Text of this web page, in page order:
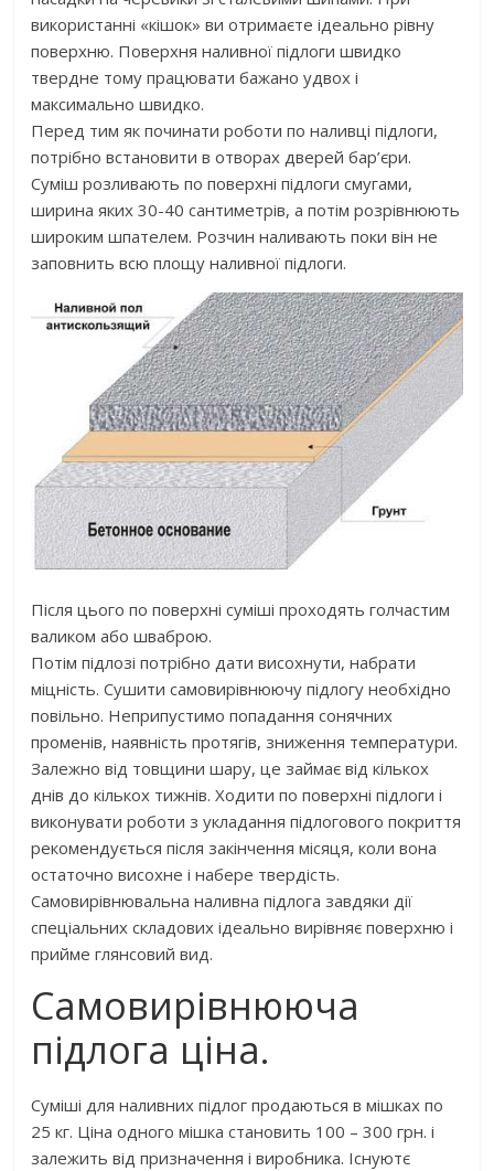
використанні «кішок» ви отримаєте ідеально рівну
поверхню. Поверхня наливної підлоги швидко
твердне тому працювати бажано удвох і
максимально швидко.
Перед тим як починати роботи по наливці підлоги,
потрібно встановити в отворах дверей бар’єри.
Суміш розливають по поверхні підлоги смугами,
ширина яких 30-40 сантиметрів, а потім розрівнюють
широким шпателем. Розчин наливають поки він не
заповнить всю площу наливної підлоги.
Після цього по поверхні суміші проходять голчастим
валиком або шваброю.
Потім підлозі потрібно дати висохнути, набрати
міцність. Сушити самовирівнюючу підлогу необхідно
повільно. Неприпустимо попадання сонячних
променів, наявність протягів, зниження температури.
Залежно від товщини шару, це займає від кількох
днів до кількох тижнів. Ходити по поверхні підлоги і
виконувати роботи з укладання підлогового покриття
рекомендується після закінчення місяця, коли вона
остаточно висохне і набере твердість.
Самовирівнювальна наливна підлога завдяки дії
спеціальних складових ідеально вирівняє поверхню і
прийме глянсовий вид.
Самовирівнююча
підлога ціна.
Суміші для наливних підлог продаються в мішках по
25 кг. Ціна одного мішка становить 100 – 300 грн. і
залежить від призначення і виробника. Існуютє